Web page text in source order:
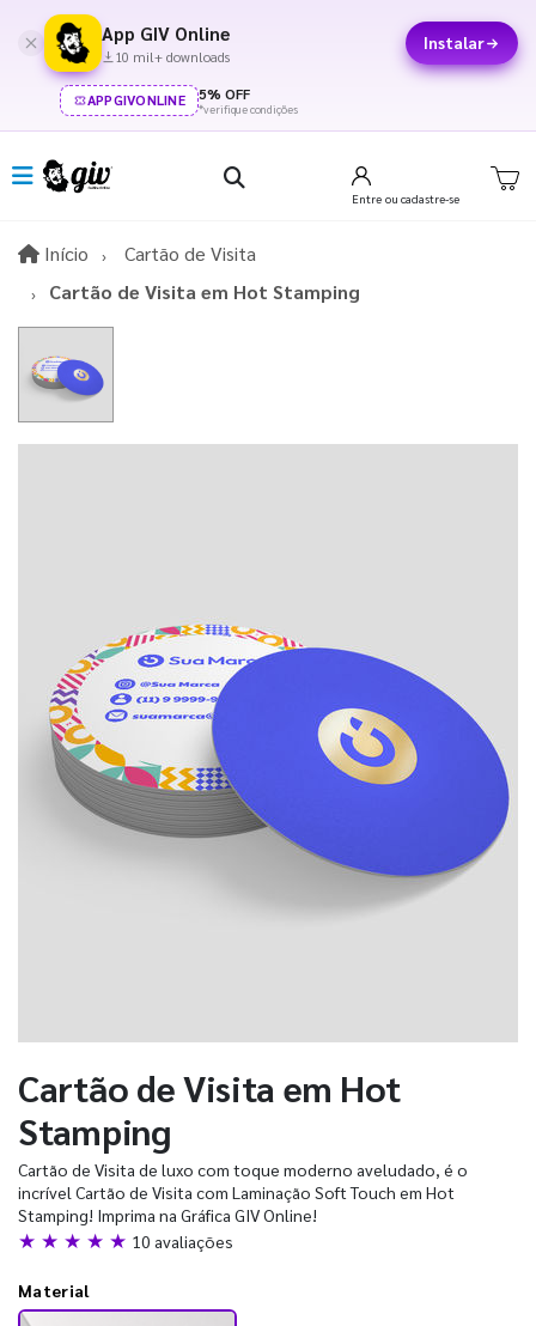
App GIV Online
10 mil+ downloads
Instalar
APPGIVONLINE 5% OFF
*verifique condições
Entre ou cadastre-se
Início InícioCartão de Visita
Cartão de Visita em Hot Stamping
Cartão de Visita em Hot
Stamping
Cartão de Visita de luxo com toque moderno aveludado, é o
incrível Cartão de Visita com Laminação Soft Touch em Hot
Stamping! Imprima na Gráfica GIV Online!
★ ★ ★ ★ ★ 10 avaliações
Material